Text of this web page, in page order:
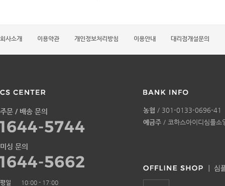
회사소개 이용약관 개인정보처리방침 이용안내 대리점개설문의
주문 / 배송 문의
미싱 문의
평일 10:00 - 17:00
농협 / 301-0133-0696-41
예금주 / 코하스아이디심플소